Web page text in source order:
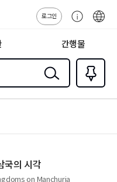
로그인
센
간행물
검색
즐겨찾
기0
국의 시각
on Manchuria